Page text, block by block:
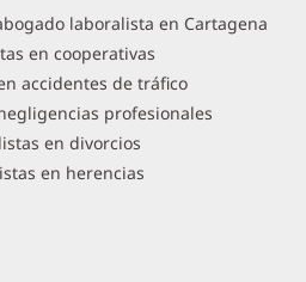
laboralista en Cartagena
en cooperativas
accidentes de tráfico
profesionales
en divorcios
en herencias